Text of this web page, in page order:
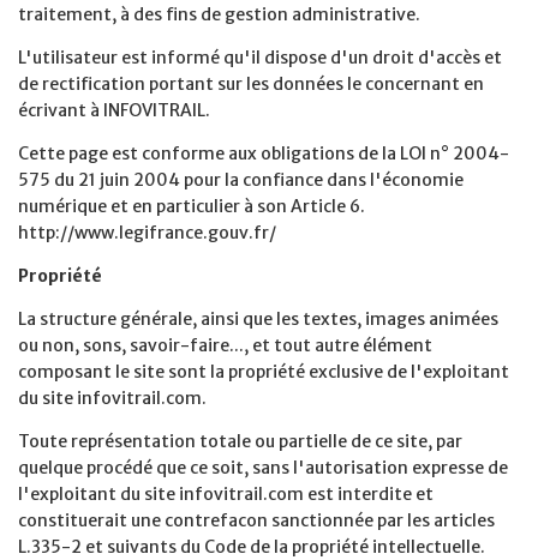
traitement, à des fins de gestion administrative.
L'utilisateur est informé qu'il dispose d'un droit d'accès et
de rectification portant sur les données le concernant en
écrivant à INFOVITRAIL.
Cette page est conforme aux obligations de la LOI n° 2004-
575 du 21 juin 2004 pour la confiance dans l'économie
numérique et en particulier à son Article 6.
http://www.legifrance.gouv.fr/
Propriété
La structure générale, ainsi que les textes, images animées
ou non, sons, savoir-faire..., et tout autre élément
composant le site sont la propriété exclusive de l'exploitant
du site infovitrail.com.
Toute représentation totale ou partielle de ce site, par
quelque procédé que ce soit, sans l'autorisation expresse de
l'exploitant du site infovitrail.com est interdite et
constituerait une contrefacon sanctionnée par les articles
L.335-2 et suivants du Code de la propriété intellectuelle.